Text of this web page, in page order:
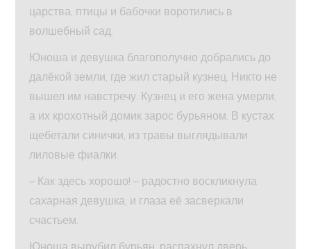
царства, птицы и бабочки воротились в
волшебный сад.
Юноша и девушка благополучно добрались до
далёкой земли, где жил старый кузнец. Никто не
вышел им навстречу. Кузнец и его жена умерли,
а их крохотный домик зарос бурьяном. В кустах
щебетали синички, из травы выглядывали
лиловые фиалки.
– Как здесь хорошо! – радостно воскликнула
сахарная девушка, и глаза её засверкали
счастьем.
Юноша вырубил бурьян, распахнул дверь